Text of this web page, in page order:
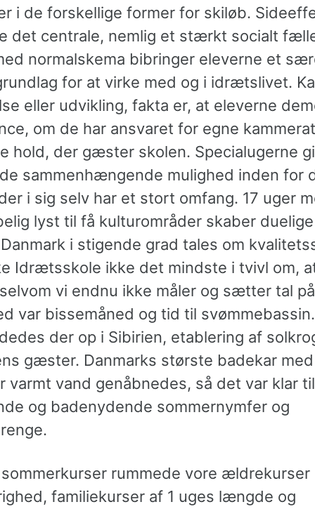
i de forskellige former for skiløb.
det centrale, nemlig et stærkt socialt
normalskema bibringer eleverne et
for at virke med og i idrætslivet.
eller udvikling, fakta er, at eleverne
om de har ansvaret for egne
hold, der gæster skolen. Specialugerne
sammenhængende mulighed inden for
i sig selv har et stort omfang. 17 uger
lyst til få kulturområder skaber
i stigende grad tales om
Idrætsskole ikke det mindste i tvivl om,
vi endnu ikke måler og sætter tal
var bissemåned og tid til
der op i Sibirien, etablering af
gæster. Danmarks største badekar
varmt vand genåbnedes, så det var klar til
og badenydende sommernymfer og
rummede vore ældrekurser
familiekurser af 1 uges længde og